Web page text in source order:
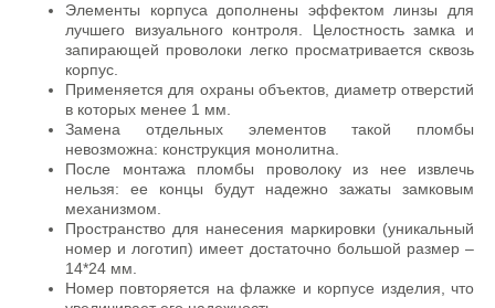
Элементы корпуса дополнены эффектом линзы для
лучшего визуального контроля. Целостность замка и
запирающей проволоки легко просматривается сквозь
корпус.
Применяется для охраны объектов, диаметр отверстий
в которых менее 1 мм.
Замена отдельных элементов такой пломбы
невозможна: конструкция монолитна.
После монтажа пломбы проволоку из нее извлечь
нельзя: ее концы будут надежно зажаты замковым
механизмом.
Пространство для нанесения маркировки (уникальный
номер и логотип) имеет достаточно большой размер –
14*24 мм.
Номер повторяется на флажке и корпусе изделия, что